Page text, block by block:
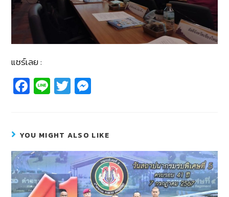
แชร์เลย :
Fa
c
b
o
o
k
Li
n
T
wi
er e
n
g
er
YOU MIGHT ALSO LIKE